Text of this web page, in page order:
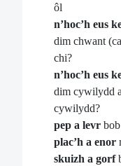
ôl
n’hoc’h eus
dim chwant
chi?
n’hoc’h eus
dim cywilydd
cywilydd?
pep a levr
plac’h a enor
skuizh a gorf